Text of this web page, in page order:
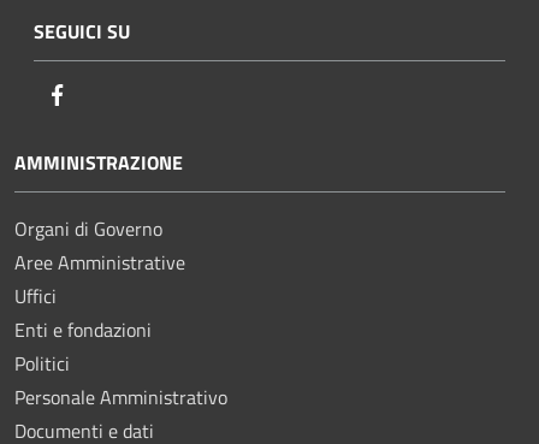
SEGUICI SU
AMMINISTRAZIONE
Organi di Governo
Aree Amministrative
Uffici
Enti e fondazioni
Politici
Personale Amministrativo
Documenti e dati